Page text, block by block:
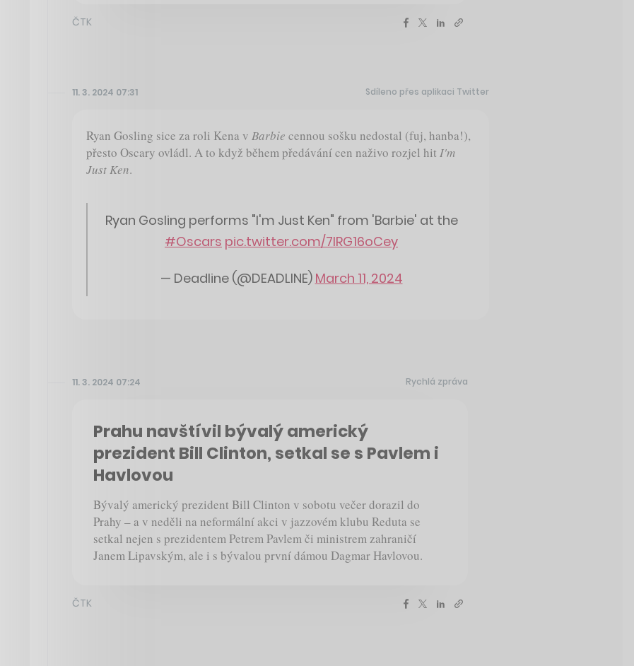
ČTK
11. 3. 2024 07:31 Sdíleno přes aplikaci Twitter
Ryan Gosling sice za roli Kena v Barbie cennou sošku nedostal (fuj, hanba!),
přesto Oscary ovládl. A to když během předávání cen naživo rozjel hit I'm
Just Ken.
Ryan Gosling performs "I'm Just Ken" from 'Barbie' at the
#Oscars pic.twitter.com/7IRG16oCey
— Deadline (@DEADLINE) March 11, 2024
11. 3. 2024 07:24 Rychlá zpráva
Prahu navštívil bývalý americký
prezident Bill Clinton, setkal se s Pavlem i
Havlovou
Bývalý americký prezident Bill Clinton v sobotu večer dorazil do
Prahy – a v neděli na neformální akci v jazzovém klubu Reduta se
setkal nejen s prezidentem Petrem Pavlem či ministrem zahraničí
Janem Lipavským, ale i s bývalou první dámou Dagmar Havlovou.
ČTK